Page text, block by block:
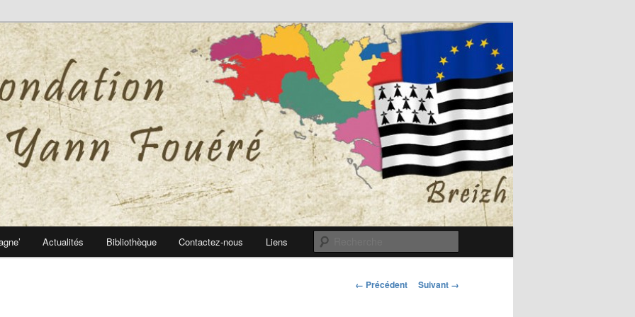
Fouéré
Fouéré
Actualités Bibliothèque Contactez-nous Liens
Navigation
← Précédent Suivant →